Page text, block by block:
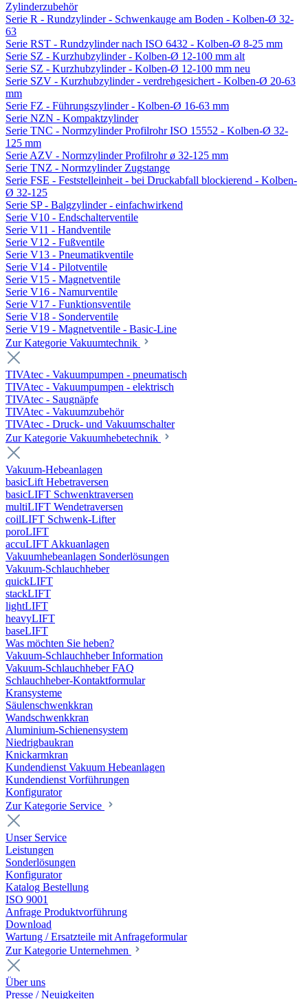
Zylinderzubehör
Serie R - Rundzylinder - Schwenkauge am Boden - Kolben-Ø 32-
63
Serie RST - Rundzylinder nach ISO 6432 - Kolben-Ø 8-25 mm
Serie SZ - Kurzhubzylinder - Kolben-Ø 12-100 mm alt
Serie SZ - Kurzhubzylinder - Kolben-Ø 12-100 mm neu
Serie SZV - Kurzhubzylinder - verdrehgesichert - Kolben-Ø 20-63
mm
Serie FZ - Führungszylinder - Kolben-Ø 16-63 mm
Serie NZN - Kompaktzylinder
Serie TNC - Normzylinder Profilrohr ISO 15552 - Kolben-Ø 32-
125 mm
Serie AZV - Normzylinder Profilrohr ø 32-125 mm
Serie TNZ - Normzylinder Zugstange
Serie FSE - Feststelleinheit - bei Druckabfall blockierend - Kolben-
Ø 32-125
Serie SP - Balgzylinder - einfachwirkend
Serie V10 - Endschalterventile
Serie V11 - Handventile
Serie V12 - Fußventile
Serie V13 - Pneumatikventile
Serie V14 - Pilotventile
Serie V15 - Magnetventile
Serie V16 - Namurventile
Serie V17 - Funktionsventile
Serie V18 - Sonderventile
Serie V19 - Magnetventile - Basic-Line
Zur Kategorie Vakuumtechnik
TIVAtec - Vakuumpumpen - pneumatisch
TIVAtec - Vakuumpumpen - elektrisch
TIVAtec - Saugnäpfe
TIVAtec - Vakuumzubehör
TIVAtec - Druck- und Vakuumschalter
Zur Kategorie Vakuumhebetechnik
Vakuum-Hebeanlagen
basicLift Hebetraversen
basicLIFT Schwenktraversen
multiLIFT Wendetraversen
coilLIFT Schwenk-Lifter
poroLIFT
accuLIFT Akkuanlagen
Vakuumhebeanlagen Sonderlösungen
Vakuum-Schlauchheber
quickLIFT
stackLIFT
lightLIFT
heavyLIFT
baseLIFT
Was möchten Sie heben?
Vakuum-Schlauchheber Information
Vakuum-Schlauchheber FAQ
Schlauchheber-Kontaktformular
Kransysteme
Säulenschwenkkran
Wandschwenkkran
Aluminium-Schienensystem
Niedrigbaukran
Knickarmkran
Kundendienst Vakuum Hebeanlagen
Kundendienst Vorführungen
Konfigurator
Zur Kategorie Service
Unser Service
Leistungen
Sonderlösungen
Konfigurator
Katalog Bestellung
ISO 9001
Anfrage Produktvorführung
Download
Wartung / Ersatzteile mit Anfrageformular
Zur Kategorie Unternehmen
Über uns
Presse / Neuigkeiten